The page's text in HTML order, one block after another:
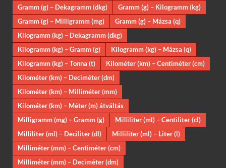
Gramm (g) – Dekagramm (dkg)
Gramm (g) – Kilogramm (kg)
Gramm (g) – Milligramm (mg)
Gramm (g) – Mázsa (q)
Kilogramm (kg) – Dekagramm (dkg)
Kilogramm (kg) – Gramm (g)
Kilogramm (kg) – Mázsa (q)
Kilogramm (kg) – Tonna (t)
Kilométer (km) – Centiméter (cm)
Kilométer (km) – Deciméter (dm)
Kilométer (km) – Milliméter (mm)
Kilométer (km) – Méter (m) átváltás
Milligramm (mg) – Gramm (g)
Milliliter (ml) – Centiliter (cl)
Milliliter (ml) – Deciliter (dl)
Milliliter (ml) – Liter (l)
Milliméter (mm) – Centiméter (cm)
Milliméter (mm) – Deciméter (dm)